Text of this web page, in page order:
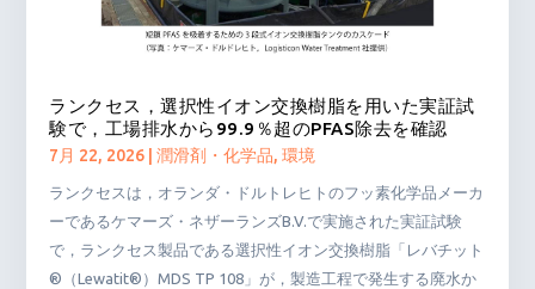
ランクセス，選択性イオン交換樹脂を用いた実証試
験で，工場排水から99.9％超のPFAS除去を確認
7月 22, 2026 |潤滑剤・化学品,環境
ランクセスは，オランダ・ドルトレヒトのフッ素化学品メーカ
ーであるケマーズ・ネザーランズB.V.で実施された実証試験
で，ランクセス製品である選択性イオン交換樹脂「レバチット
®（Lewatit®）MDS TP 108」が，製造工程で発生する廃水か